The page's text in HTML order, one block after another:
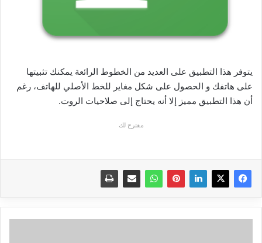
يتوفر هذا التطبيق على العديد من الخطوط الرائعة يمكنك تثبيتها
على هاتفك و الحصول على شكل مغاير للخط الأصلي للهاتف، رغم
أن هذا التطبيق مميز إلا أنه يحتاج إلى صلاحيات الروت.
مقترح لك